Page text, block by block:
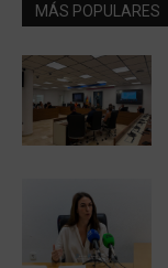
MÁS POPULARES